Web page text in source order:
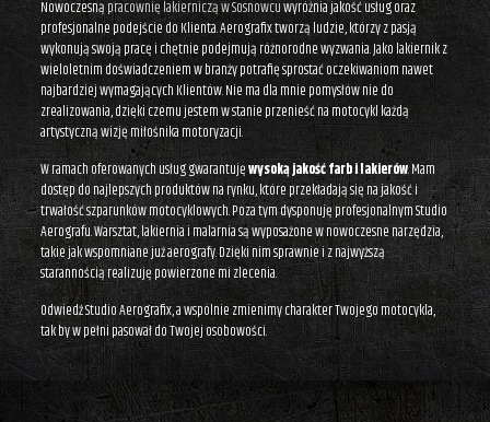
Nowoczesnąpracownię lakierniczą w Sosnowcuwyróżnia jakość usług oraz
profesjonalne podejście do Klienta. Aerografix tworzą ludzie, którzy z pasją
wykonują swoją pracę i chętnie podejmują różnorodne wyzwania. Jako lakiernik z
wieloletnim doświadczeniem w branży potrafię sprostać oczekiwaniom nawet
najbardziej wymagających Klientów. Nie ma dla mnie pomysłów nie do
zrealizowania, dzięki czemu jestem w stanie przenieść na motocykl każdą
artystyczną wizję miłośnika motoryzacji.
W ramach oferowanych usług gwarantujęwysoką jakość farb i lakierów. Mam
dostęp do najlepszych produktów na rynku, które przekładają się na jakość i
trwałość szparunków motocyklowych. Poza tym dysponuję profesjonalnym Studio
Aerografu. Warsztat, lakiernia i malarnia są wyposażone w nowoczesne narzędzia,
takie jak wspomniane już aerografy. Dzięki nim sprawnie i z najwyższą
starannością realizuję powierzone mi zlecenia.
Odwiedź Studio Aerografix, a wspólnie zmienimy charakter Twojego motocykla,
tak by w pełni pasował do Twojej osobowości.